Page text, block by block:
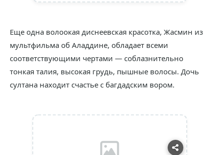
Еще одна волоокая диснеевская красотка, Жасмин из
мультфильма об Аладдине, обладает всеми
соответствующими чертами — соблазнительно
тонкая талия, высокая грудь, пышные волосы. Дочь
султана находит счастье с багдадским вором.